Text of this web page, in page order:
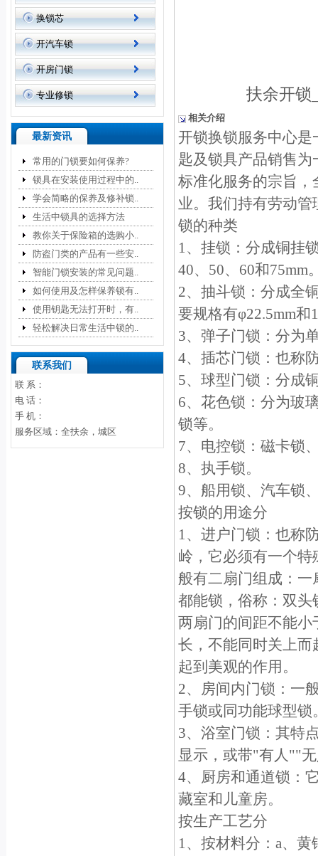
换锁芯
开汽车锁
开房门锁
专业修锁
最新资讯
常用的门锁要如何保养?
锁具在安装使用过程中的..
学会简略的保养及修补锁..
生活中锁具的选择方法
教你关于保险箱的选购小..
防盗门类的产品有一些安..
智能门锁安装的常见问题..
如何使用及怎样保养锁有..
使用钥匙无法打开时，有..
轻松解决日常生活中锁的..
联系我们
联 系：
电 话：
手 机：
服务区域：全扶余，城区
扶余开锁
相关介绍
开锁换锁服务中心
匙及锁具产品销售
标准化服务的宗旨
业。我们持有劳动
锁的种类
1、挂锁：分成铜挂
40、50、60和75mm
2、抽斗锁：分成全
要规格有φ22.5mm和
3、弹子门锁：分为
4、插芯门锁：也称
5、球型门锁：分成
6、花色锁：分为玻
锁等。
7、电控锁：磁卡锁
8、执手锁。
9、船用锁、汽车锁
按锁的用途分
1、进户门锁：也称
岭，它必须有一个
般有二扇门组成：
都能锁，俗称：双
两扇门的间距不能小
长，不能同时关上
起到美观的作用。
2、房间内门锁：一
手锁或同功能球型锁
3、浴室门锁：其特
显示，或带"有人""
4、厨房和通道锁：
藏室和儿童房。
按生产工艺分
1、按材料分：a、